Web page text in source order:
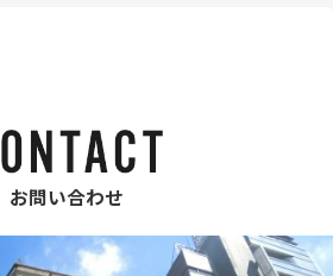
お問い合わせ